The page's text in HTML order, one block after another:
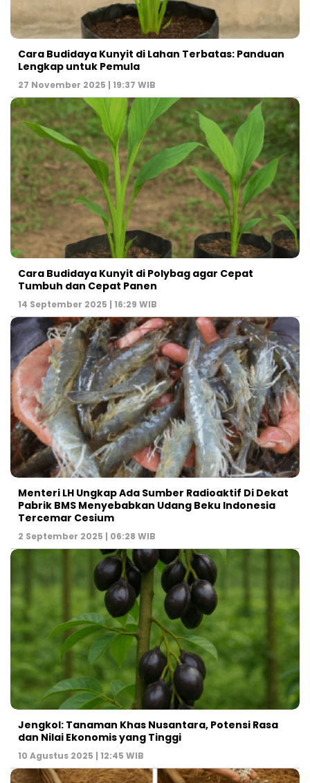
Cara Budidaya Kunyit di Lahan Terbatas: Panduan
Lengkap untuk Pemula
27 November 2025 | 19:37 WIB
Cara Budidaya Kunyit di Polybag agar Cepat
Tumbuh dan Cepat Panen
14 September 2025 | 16:29 WIB
Menteri LH Ungkap Ada Sumber Radioaktif Di Dekat
Pabrik BMS Menyebabkan Udang Beku Indonesia
Tercemar Cesium
2 September 2025 | 06:28 WIB
Jengkol: Tanaman Khas Nusantara, Potensi Rasa
dan Nilai Ekonomis yang Tinggi
10 Agustus 2025 | 12:45 WIB